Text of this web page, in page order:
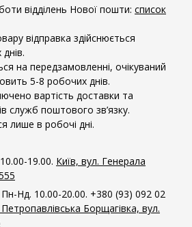
відділень Нової пошти: список
відправка здійснюється
на передзамовленні, очікуваний
5-8 робочих днів.
вартість доставки та
служб поштового зв’язку.
лише в робочі дні.
19.00. Київ, вул. Генерала
Нд. 10.00-20.00. +380 (93) 092 02
Борщагівка, вул.